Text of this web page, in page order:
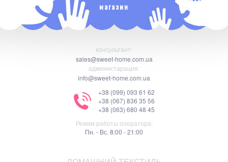
магазин
консультант:
sales@sweet-home.com.ua
администарация:
info@sweet-home.com.ua
+38 (099) 093 61 62
+38 (067) 836 35 56
+38 (063) 680 48 45
Режим работы оператора:
Пн. - Вс. 8:00 - 21:00